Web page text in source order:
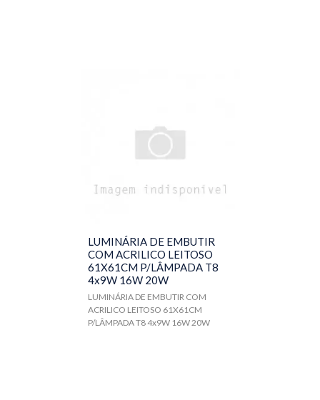
LUMINÁRIA DE EMBUTIR
COM ACRILICO LEITOSO
61X61CM P/LÂMPADA T8
4x9W 16W 20W
LUMINÁRIA DE EMBUTIR COM
ACRILICO LEITOSO 61X61CM
P/LÂMPADA T8 4x9W 16W 20W